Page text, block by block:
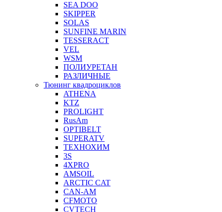
SEA DOO
SKIPPER
SOLAS
SUNFINE MARIN
TESSERACT
VEL
WSM
ПОЛИУРЕТАН
РАЗЛИЧНЫЕ
Тюнинг квадроциклов
ATHENA
KTZ
PROLIGHT
RusAm
OPTIBELT
SUPERATV
ТЕХНОХИМ
3S
4XPRO
AMSOIL
ARCTIC CAT
CAN-AM
CFMOTO
CVTECH